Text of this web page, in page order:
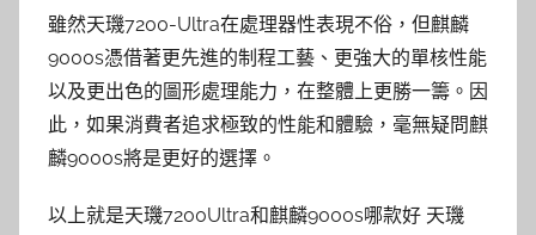
雖然天璣7200-Ultra在處理器性表現不俗，但麒麟
9000s憑借著更先進的制程工藝、更強大的單核性能
以及更出色的圖形處理能力，在整體上更勝一籌。因
此，如果消費者追求極致的性能和體驗，毫無疑問麒
麟9000s將是更好的選擇。
以上就是天璣7200Ultra和麒麟9000s哪款好 天璣